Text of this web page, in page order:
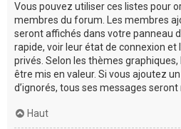
Vous pouvez utiliser ces listes pour
membres du forum. Les membres
seront affichés dans votre panneau
rapide, voir leur état de connexion et
privés. Selon les thèmes
être mis en valeur. Si vous ajoutez
d’ignorés, tous ses messages
Haut